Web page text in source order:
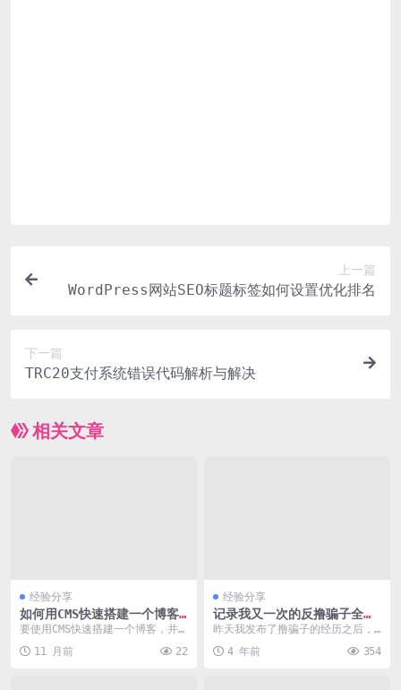
上一篇
WordPress网站SEO标题标签如何设置优化排名
下一篇
TRC20支付系统错误代码解析与解决
相关文章
经验分享
如何用CMS快速搭建一个博客
并实现SEO优化
要使用CMS快速搭建一个博客，并
遵循以下步骤： ...
11 月前 22
经验分享
记录我又一次的反撸骗子全过
程
昨天我发布了撸骗子的经历之后，
项目。我都给回绝了。...
4 年前 354